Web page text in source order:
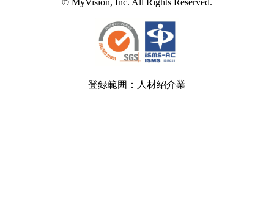
© MyVision, Inc. All Rights Reserved.
登録範囲：人材紹介業